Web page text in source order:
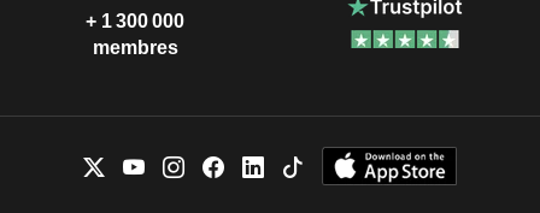
+ 1 300 000
membres